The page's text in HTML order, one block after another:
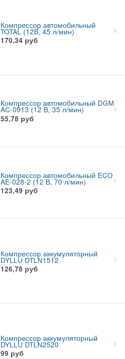
Компрессор автомобильный
TOTAL (12В, 45 л/мин)
170,34 руб
Компрессор автомобильный DGM
AC-0913 (12 В, 35 л/мин)
55,78 руб
Компрессор автомобильный ECO
AE-028-2 (12 В, 70 л/мин)
123,49 руб
Компрессор аккумуляторный
DYLLU DTLN1512
126,78 руб
Компрессор аккумуляторный
DYLLU DTLN2520
99 руб